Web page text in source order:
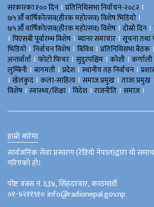
सरकारका १०० दिन । प्रतिनिधिसभा निर्वाचन-२०८२ ।
७५औँ वार्षिकोत्सव(हीरक महोत्सव) विशेष भिडियाे ।
७५औँ वार्षिकोत्सव(हीरक महोत्सव) विशेष । दोस्रो दिन ।
। पिएसबी पूर्वारम्भ विशेष । ब्यानर समाचार । सूचना
भिडियाे । निर्वाचन विशेष । बिविध। प्रतिनिधिसभा बैठक ।
अन्तर्वार्ता । फोटो फिचर । सुदुरपश्चिम । काेशी । कर्णाली
लुम्बिनी । बागमती । प्रदेश । स्थानीय तह निर्वाचन ।
। खेलकुद । कला-साहित्य । समाज प्रमुख । ताजा प्रमुख
विशेष । स्वास्थ्य/शिक्षा । विदेश । राजनीति । समाज ।
हाम्रो बारेमा
सार्वजनिक सेवा प्रसारण (रेडियो नेपाल)द्वारा यो
गरिएको हो।
पोष्ट वक्स नं. ६३४, सिंहदरवार, काठमाडौं
०१-४२११९१० info@radionepal.gov.np